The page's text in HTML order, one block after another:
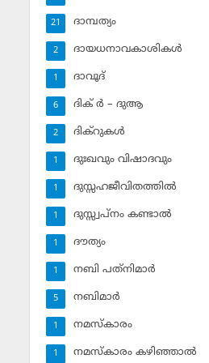
ദാമ്പത്യം
21
ദായധനാവകാശികള്‍
2
ദാവൂദ്‌
1
ദിക് ര്‍ – ദുആ
6
ദിക്‌റുകള്‍
2
ദുഃഖവും വിഷാദവും
1
ദുസ്സഹജീവിതത്തില്‍
1
ദുസ്സ്വപ്‌നം കണ്ടാല്‍
1
ദൗത്യം
1
നബി പത്‌നിമാര്‍
1
നബിമാര്‍
5
നമസ്‌കാരം
1
നമസ്‌കാരം കഴിഞ്ഞാല്‍
1